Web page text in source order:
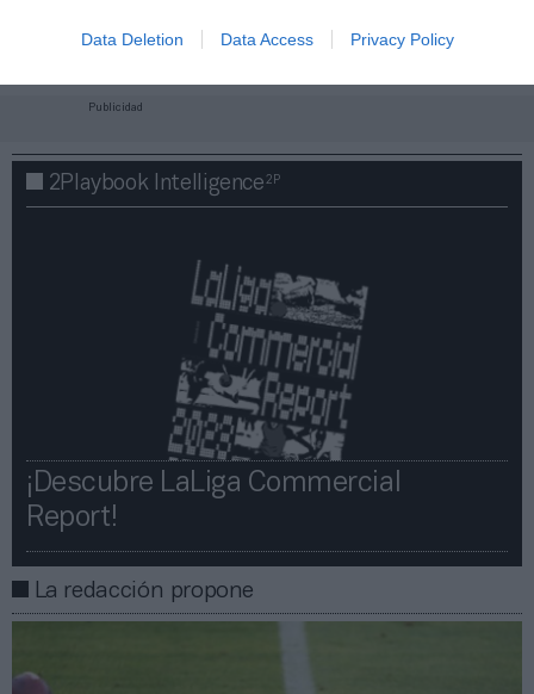
Data Deletion Data Access Privacy Policy
y eventos para Socios!​​​​​​​
Publicidad
2Playbook Intelligence2P
¡Descubre LaLiga Commercial
Report!​​
La redacción propone